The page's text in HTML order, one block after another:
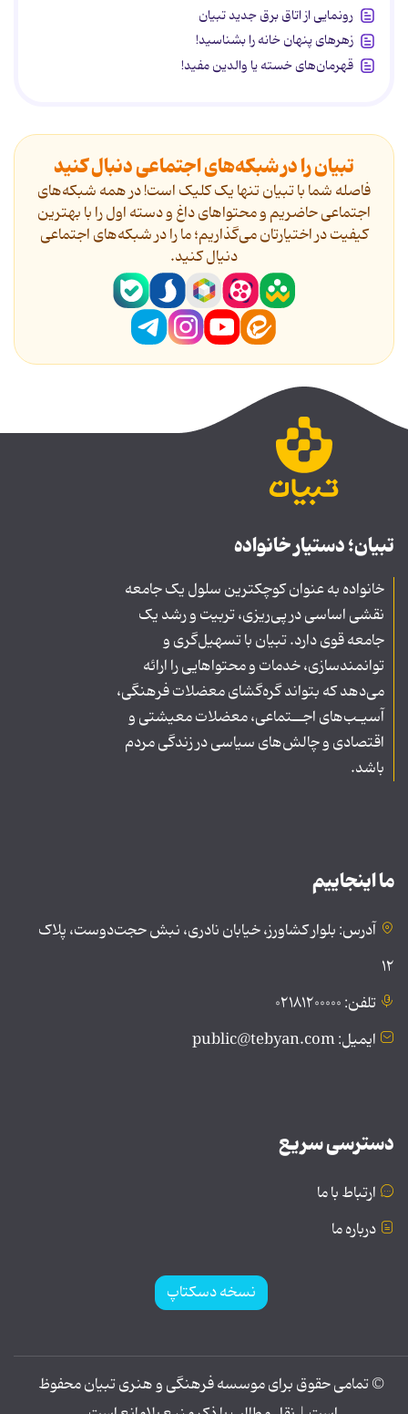
رونمایی از اتاق برق جدید تبیان
زهرهای پنهان خانه را بشناسید!
قهرمان‌های خسته یا والدین مفید!
تبیان را در شبکه‌های اجتماعی دنبال کنید
فاصله شما با تبیان تنها یک کلیک است! در همه شبکه‌های
اجتماعی حاضریم و محتواهای داغ و دسته اول را با بهترین
کیفیت در اختیارتان می‌گذاریم؛ ما را در شبکه‌های اجتماعی
دنیال کنید.
تبیان؛ دستیار خانواده
خانواده به عنوان کوچکترین سلول یک جامعه
نقشی اساسی در پی‌ریزی، تربیت و رشد یک
جامعه قوی دارد. تبیان با تسهیل‌گری و
توانمندسازی، خدمات و محتواهایی را ارائه
می‌دهد که بتواند گره‌گشای معضلات فرهنگی،
آسیـب‌های اجــتماعی، معضلات معیشتی و
اقتصادی و چالش‌های سیاسی در زندگی مردم
باشد.
ما اینجاییم
آدرس: بلوار کشاورز، خیابان نادری، نبش حجت‌دوست، پلاک
۱۲
تلفن: ۰۲۱۸۱۲۰۰۰۰۰
ایمیل: public@tebyan.com
دسترسی سریع
ارتباط با ما
درباره ما
نسخه دسکتاپ
© تمامی حقوق برای موسسه فرهنگی و هنری تبیان محفوظ